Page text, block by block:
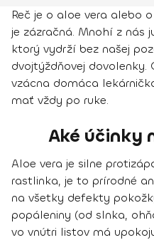
Reč je o aloe vera alebo
je zázračná. Mnohí z nás
ktorý vydrží bez našej
dvojtýždňovej
vzácna domáca
mať vždy po ruke.
Aké účinky
Aloe vera je silne
rastlinka, je to prírodné
na všetky defekty
popáleniny (od slnka,
vo vnútri listov má